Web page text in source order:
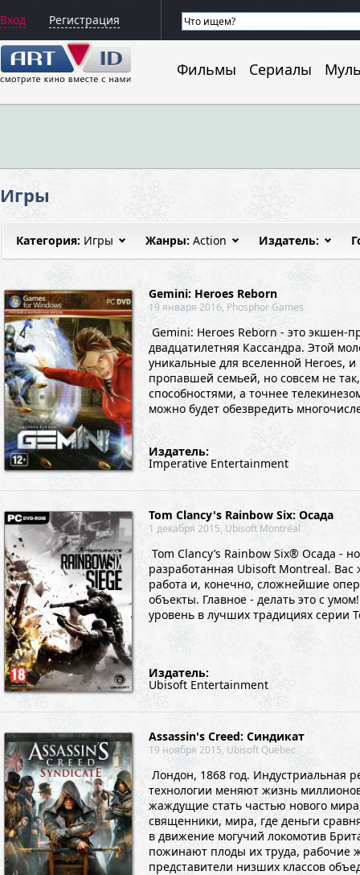
Вход Регистрация
Фильмы Сериалы
Игры
Категория: Игры Жанры: Action Издатель:
Gemini: Heroes Reborn
19 января 2016, Phosphor Games
Gemini: Heroes Reborn - это экшен-
двадцатилетняя Кассандра. Этой
уникальные для вселенной Heroes, и
пропавшей семьей, но совсем не
способностями, а точнее
можно будет обезвредить
Издатель:
Imperative Entertainment
Tom Clancy's Rainbow Six: Осада
1 декабря 2015, Ubisoft Montréal
Tom Clancy’s Rainbow Six® Осада -
разработанная Ubisoft Montreal.
работа и, конечно, сложнейшие
объекты. Главное - делать это с
уровень в лучших традициях серии
Издатель:
Ubisoft Entertainment
Assassin's Creed: Синдикат
19 ноября 2015, Ubisoft Quebec
Лондон, 1868 год. Индустриальная
технологии меняют жизнь
жаждущие стать частью нового
священники, мира, где деньги
в движение могучий локомотив
пожинают плоды их труда, рабочие
представители низших классов